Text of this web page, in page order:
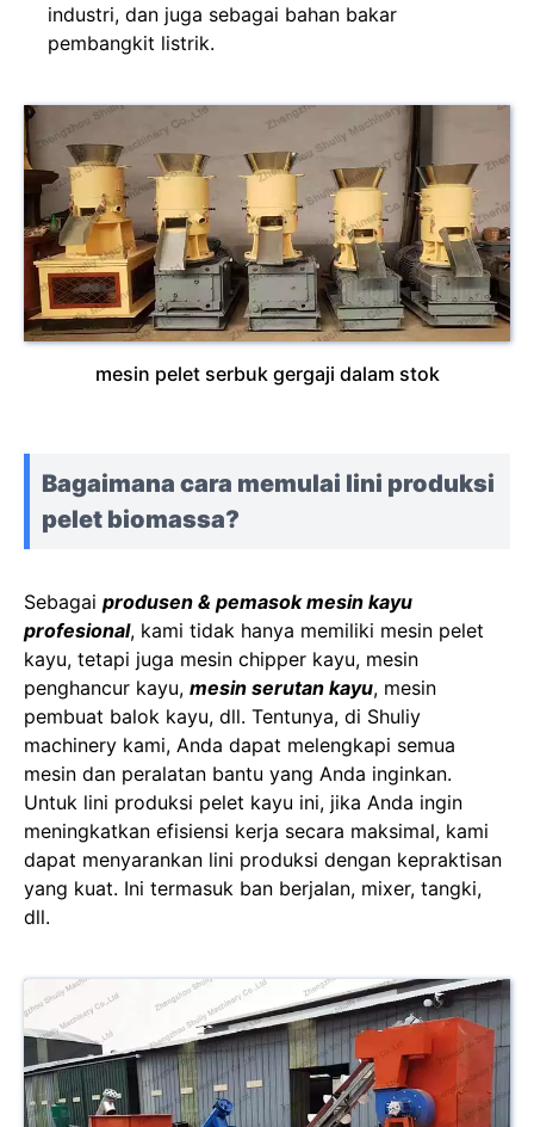
industri, dan juga sebagai bahan bakar
pembangkit listrik.
mesin pelet serbuk gergaji dalam stok
Bagaimana cara memulai lini produksi
pelet biomassa?
Sebagai produsen & pemasok mesin kayu
profesional, kami tidak hanya memiliki mesin pelet
kayu, tetapi juga mesin chipper kayu, mesin
penghancur kayu, mesin serutan kayu, mesin
pembuat balok kayu, dll. Tentunya, di Shuliy
machinery kami, Anda dapat melengkapi semua
mesin dan peralatan bantu yang Anda inginkan.
Untuk lini produksi pelet kayu ini, jika Anda ingin
meningkatkan efisiensi kerja secara maksimal, kami
dapat menyarankan lini produksi dengan kepraktisan
yang kuat. Ini termasuk ban berjalan, mixer, tangki,
dll.